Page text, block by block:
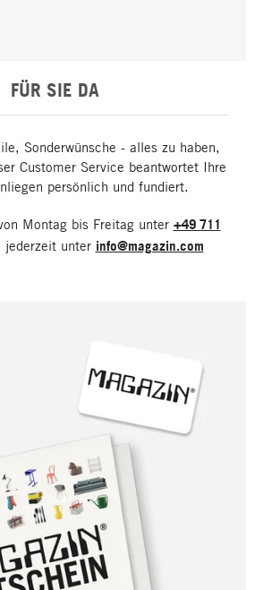
FÜR SIE DA
Sonderwünsche - alles zu haben,
Customer Service beantwortet Ihre
persönlich und fundiert.
Montag bis Freitag unter +49 711
unter info@magazin.com